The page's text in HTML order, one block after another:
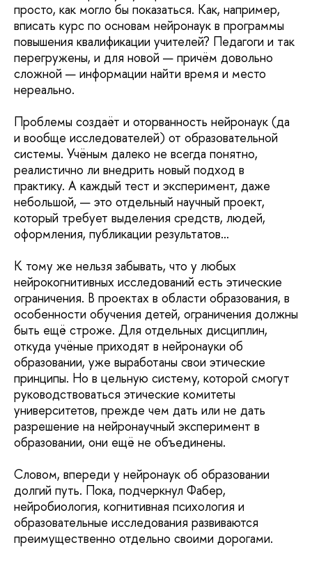
просто, как могло бы показаться. Как, например,
вписать курс по основам нейронаук в программы
повышения квалификации учителей? Педагоги и так
перегружены, и для новой — причём довольно
сложной — информации найти время и место
нереально.
Проблемы создаёт и оторванность нейронаук (да
и вообще исследователей) от образовательной
системы. Учёным далеко не всегда понятно,
реалистично ли внедрить новый подход в
практику. А каждый тест и эксперимент, даже
небольшой, — это отдельный научный проект,
который требует выделения средств, людей,
оформления, публикации результатов…
К тому же нельзя забывать, что у любых
нейрокогнитивных исследований есть этические
ограничения. В проектах в области образования, в
особенности обучения детей, ограничения должны
быть ещё строже. Для отдельных дисциплин,
откуда учёные приходят в нейронауки об
образовании, уже выработаны свои этические
принципы. Но в цельную систему, которой смогут
руководствоваться этические комитеты
университетов, прежде чем дать или не дать
разрешение на нейронаучный эксперимент в
образовании, они ещё не объединены.
Словом, впереди у нейронаук об образовании
долгий путь. Пока, подчеркнул Фабер,
нейробиология, когнитивная психология и
образовательные исследования развиваются
преимущественно отдельно своими дорогами.